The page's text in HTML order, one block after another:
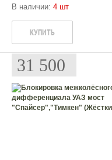
В наличии: 4 шт
КУПИТЬ
31 500